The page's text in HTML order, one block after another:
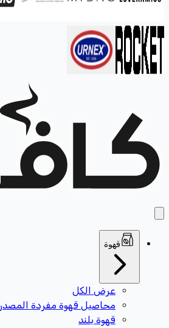
قهوة
عرض الكل
محاصيل قهوة مفردة المصدر
قهوة بلند